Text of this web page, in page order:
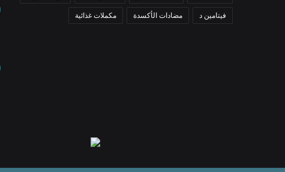
فيتامين د مضادات الأكسدة مكملات غذائية